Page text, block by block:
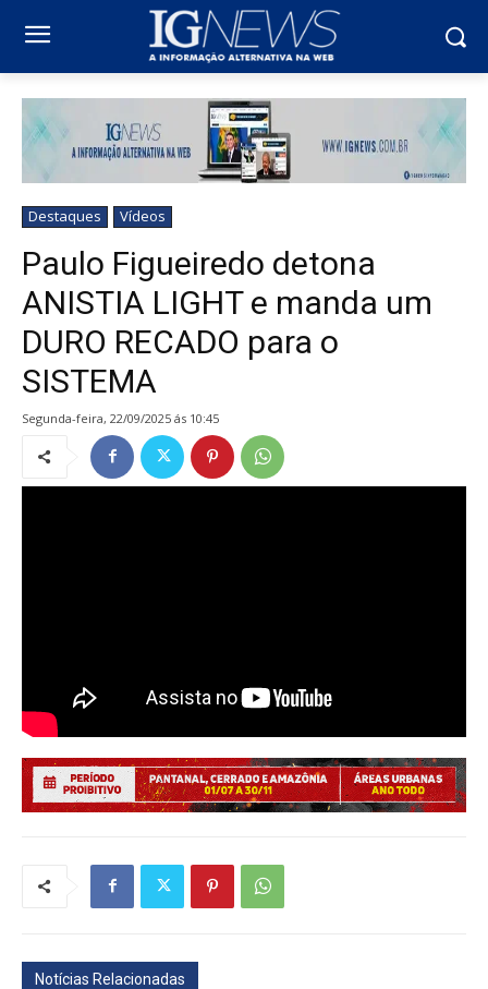
Destaques Vídeos
Paulo Figueiredo detona
ANISTIA LIGHT e manda um
DURO RECADO para o
SISTEMA
segunda-feira, 22/09/2025 ás 10:45
Notícias Relacionadas